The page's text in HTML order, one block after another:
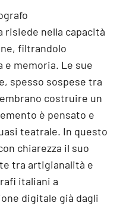
risiede nella capacità
filtrandolo
memoria. Le sue
spesso sospese tra
costruire un
è pensato e
teatrale. In questo
chiarezza il suo
tra artigianalità e
italiani a
digitale già dagli